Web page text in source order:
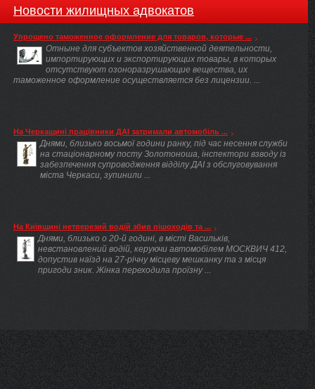
Новости жилищных адвокатов
Упрощено таможенное оформление для товаров, которые ...
Отныне для субъектов хозяйственной деятельности,
импортирующих и экспортирующих товары, в которых
отсутствуют озоноразрушающие вещества, их
таможенное оформление осуществляется без лицензии. ...
На Черкащині працівники ДАІ затримали автомобіль ...
Днями, близько восьмої години ранку, під час несення служби
на стаціонарному посту Золотоноша, інспектори взводу із
забезпечення супроводження відділу ДАІ з обслуговування
міста Черкаси, зупинили ...
На Київщині нетверезий водій збив пішоходів та ...
Днями, близько о 20-й годині, в місті Васильків,
невстановлений водій, керуючи автомобілем МОСКВИЧ 412,
допустив наїзд на 27-річну місцеву мешканку та з місця
пригоди зник. Жінка переходила проїзну ...